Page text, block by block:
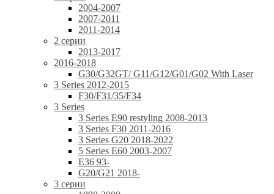
2004-2007
2007-2011
2011-2014
2 серии
2013-2017
2016-2018
G30/G32GT/ G11/G12/G01/G02 With Laser
3 Series 2012-2015
F30/F31/35/F34
3 Series
3 Series E90 restyling 2008-2013
3 Series F30 2011-2016
3 Series G20 2018-2022
5 Series E60 2003-2007
E36 93-
G20/G21 2018-
3 серии